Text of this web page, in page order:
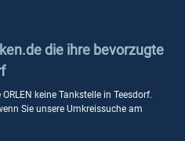
die ihre bevorzugte
keine Tankstelle in Teesdorf.
Sie unsere Umkreissuche am